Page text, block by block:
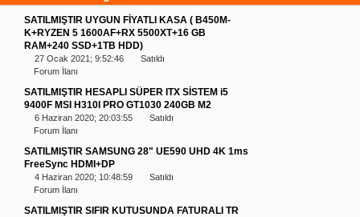
SATILMIŞTIR UYGUN FİYATLI KASA ( B450M-
K+RYZEN 5 1600AF+RX 5500XT+16 GB
RAM+240 SSD+1TB HDD)
27 Ocak 2021; 9:52:46
Satıldı
Forum İlanı
SATILMIŞTIR HESAPLI SÜPER ITX SİSTEM i5
9400F MSI H310I PRO GT1030 240GB M2
6 Haziran 2020; 20:03:55
Satıldı
Forum İlanı
SATILMIŞTIR SAMSUNG 28" UE590 UHD 4K 1ms
FreeSync HDMI+DP
4 Haziran 2020; 10:48:59
Satıldı
Forum İlanı
SATILMIŞTIR SIFIR KUTUSUNDA FATURALI TR